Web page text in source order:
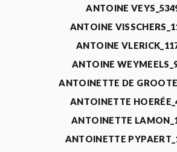
ANTOINE
ANTOINE
ANTOINE
ANTOINE
ANTOINETTE DE
ANTOINETTE
ANTOINETTE
ANTOINETTE